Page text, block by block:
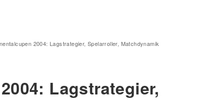
2004: Lagstrategier, Spelarroller, Matchdynamik
Lagstrategier,